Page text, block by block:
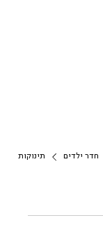
חדר ילדים תינוקות